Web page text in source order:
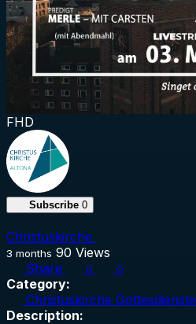
FHD
Subscribe 0
Christuskirche
3 months 90 Views
Share
0 0
Category:
Christuskirche Gottesdienste
Description: